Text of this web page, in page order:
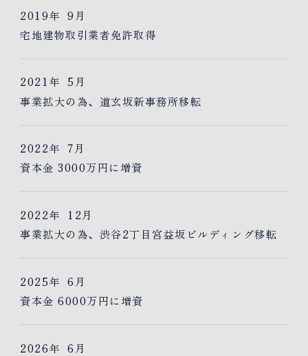
2019年 9月
宅地建物取引業者免許取得
2021年 5月
事業拡大の為、道玄坂新事務所移転
2022年 7月
資本金 3000万円に増資
2022年
12月
事業拡大の為、渋谷2丁目宮益坂ビルディング移転
2025年 6月
資本金 6000万円に増資
2026年 6月